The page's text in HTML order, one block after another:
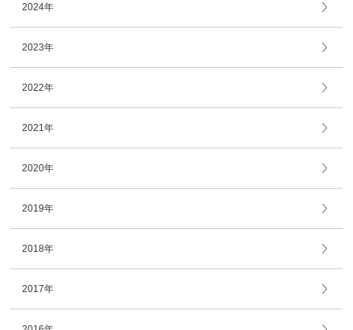
2024年
2023年
2022年
2021年
2020年
2019年
2018年
2017年